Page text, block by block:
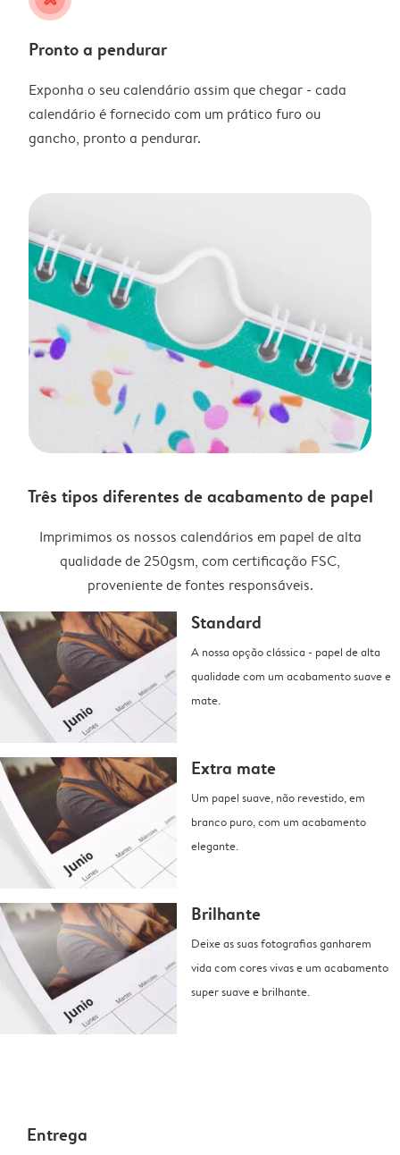
Pronto a pendurar
Exponha o seu calendário assim que chegar - cada
calendário é fornecido com um prático furo ou
gancho, pronto a pendurar.
Três tipos diferentes de acabamento de papel
Imprimimos os nossos calendários em papel de alta
qualidade de 250gsm, com certificação FSC,
proveniente de fontes responsáveis.
Standard
A nossa opção clássica - papel de alta
qualidade com um acabamento suave e
mate.
Extra mate
Um papel suave, não revestido, em
branco puro, com um acabamento
elegante.
Brilhante
Deixe as suas fotografias ganharem
vida com cores vivas e um acabamento
super suave e brilhante.
Entrega